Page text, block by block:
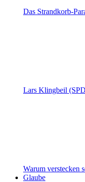
Das Strandkorb-
Lars Klingbeil
Warum verstecken
Glaube